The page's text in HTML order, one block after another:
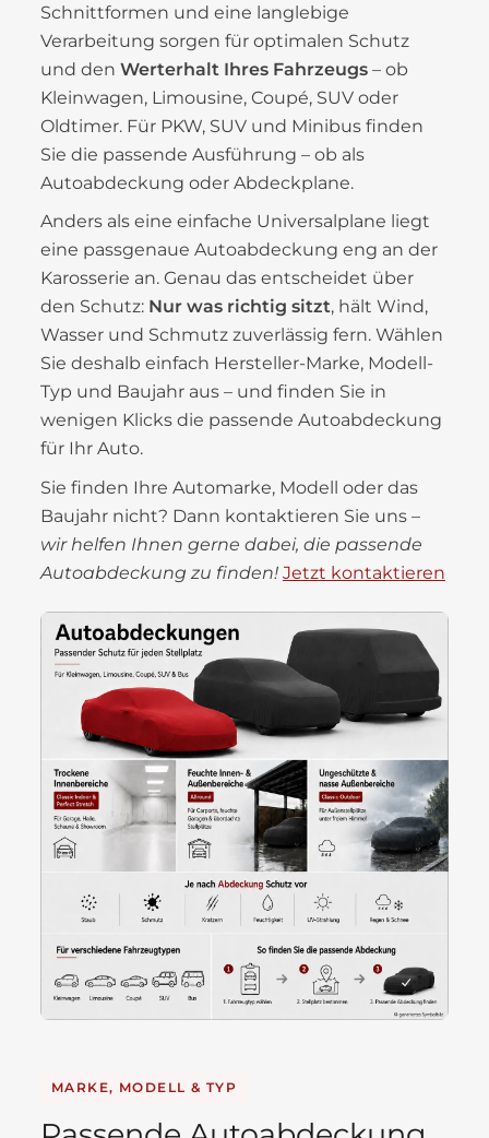
Schnittformen und eine langlebige
Verarbeitung sorgen für optimalen Schutz
und den Werterhalt Ihres Fahrzeugs – ob
Kleinwagen, Limousine, Coupé, SUV oder
Oldtimer. Für PKW, SUV und Minibus finden
Sie die passende Ausführung – ob als
Autoabdeckung oder Abdeckplane.
Anders als eine einfache Universalplane liegt
eine passgenaue Autoabdeckung eng an der
Karosserie an. Genau das entscheidet über
den Schutz: Nur was richtig sitzt, hält Wind,
Wasser und Schmutz zuverlässig fern. Wählen
Sie deshalb einfach Hersteller-Marke, Modell-
Typ und Baujahr aus – und finden Sie in
wenigen Klicks die passende Autoabdeckung
für Ihr Auto.
Sie finden Ihre Automarke, Modell oder das
Baujahr nicht? Dann kontaktieren Sie uns –
wir helfen Ihnen gerne dabei, die passende
Autoabdeckung zu finden! Jetzt kontaktieren
MARKE, MODELL & TYP